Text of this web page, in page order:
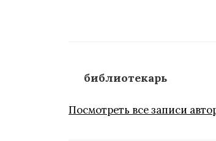
библиотекарь
Посмотреть все записи